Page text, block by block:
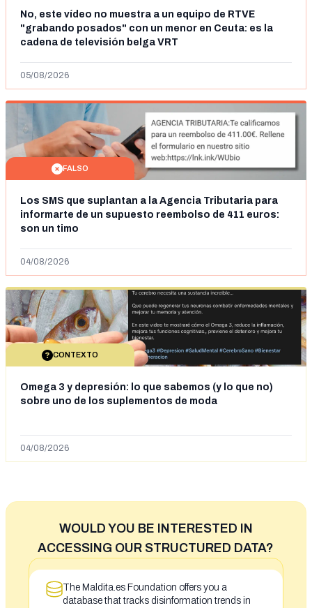
No, este vídeo no muestra a un equipo de RTVE
"grabando posados" con un menor en Ceuta: es la
cadena de televisión belga VRT
05/08/2026
FALSO
Los SMS que suplantan a la Agencia Tributaria para
informarte de un supuesto reembolso de 411 euros:
son un timo
04/08/2026
CONTEXTO
Omega 3 y depresión: lo que sabemos (y lo que no)
sobre uno de los suplementos de moda
04/08/2026
WOULD YOU BE INTERESTED IN
ACCESSING OUR STRUCTURED DATA?
The Maldita.es Foundation offers you a
database that tracks disinformation trends in